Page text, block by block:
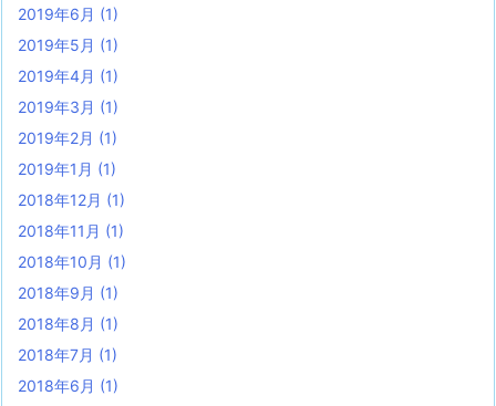
2019年6月 (1)
2019年5月 (1)
2019年4月 (1)
2019年3月 (1)
2019年2月 (1)
2019年1月 (1)
2018年12月 (1)
2018年11月 (1)
2018年10月 (1)
2018年9月 (1)
2018年8月 (1)
2018年7月 (1)
2018年6月 (1)